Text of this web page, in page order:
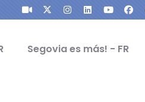
Segovia es más! - FR